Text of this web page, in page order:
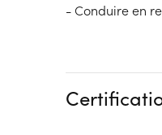
- Conduire en